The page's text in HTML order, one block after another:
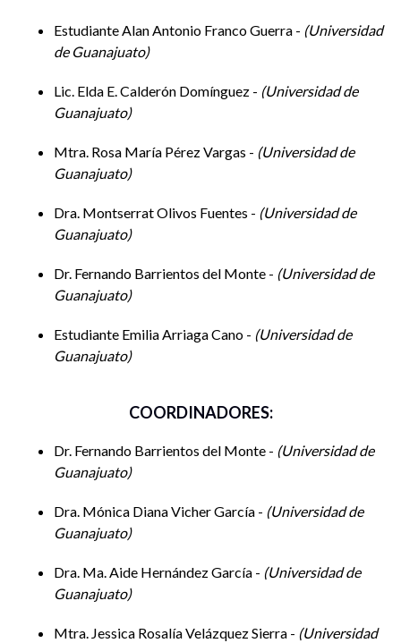
Mesa 3. La política desde lo local
Dulce M. Guzmán Villagómez
Construyendo la Democracia y gobernanza municipal
en Guanajuato. El caso del Reglamento de
Fernando Díaz Pérez, UG
principales acciones para abatir y prevenir la
violencia de género en el Estado de Guanajuato.
El acuerdo de hermanamiento Guanajuato-Ashland:
Hora: 17:30-18:30
Presentación de libro
La paradiplomacia en México: casos de éxito «, de
Estudiante Alan Antonio Franco Guerra - Universidad
de Guanajuato
Lic. Elda E. Calderón Domínguez - Universidad de
Guanajuato
Mtra. Rosa María Pérez Vargas - Universidad de
Guanajuato
Dra. Montserrat Olivos Fuentes - Universidad de
Guanajuato
Dr. Fernando Barrientos del Monte - Universidad de
Guanajuato
Estudiante Emilia Arriaga Cano - Universidad de
Guanajuato
COORDINADORES:
Dr. Fernando Barrientos del Monte - Universidad de
Guanajuato
Dra. Mónica Diana Vicher García - Universidad de
Guanajuato
Dra. Ma. Aide Hernández García - Universidad de
Guanajuato
Mtra. Jessica Rosalía Velázquez Sierra - Universidad